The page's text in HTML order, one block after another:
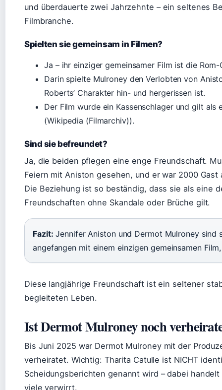
und überdauerte zwei Jahrzehnte – ein seltenes
Filmbranche.
Spielten sie gemeinsam in Filmen?
Ja – ihr einziger gemeinsamer Film ist die Rom-
Darin spielte Mulroney den Verlobten von
Roberts’ Charakter hin- und hergerissen ist.
Der Film wurde ein Kassenschlager und gilt
(Wikipedia (Filmarchiv)).
Sind sie befreundet?
Ja, die beiden pflegen eine enge Freundschaft.
Feiern mit Aniston gesehen, und er war 2000
Die Beziehung ist so beständig, dass sie als eine
Freundschaften ohne Skandale oder Brüche gilt.
Fazit: Jennifer Aniston und Dermot Mulroney sind
angefangen mit einem einzigen gemeinsamen
Diese langjährige Freundschaft ist ein seltener
begleiteten Leben.
Ist Dermot Mulroney noch
Bis Juni 2025 war Dermot Mulroney mit der
verheiratet. Wichtig: Tharita Catulle ist NICHT
Scheidungsberichten genannt wird – dabei
viele verwirrt.